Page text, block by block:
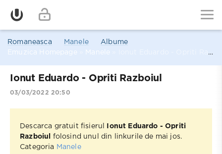
Romaneasca Manele
Albume
Emuzica Homepage
Manele
Ionut Eduardo - Opriti Razboiul
03/03/2022 20:50
Descarca gratuit fisierul
Ionut Eduardo - Opriti
Razboiul
folosind unul din linkurile de mai jos.
Categoria
Manele